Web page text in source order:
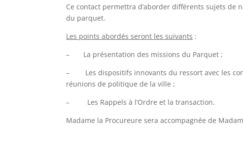
Ce contact permettra d’aborder différents sujets
du parquet.
Les points abordés seront les suivants :
– La présentation des missions du Parquet ;
– Les dispositifs innovants du ressort avec les
réunions de politique de la ville ;
– Les Rappels à l’Ordre et la transaction.
Madame la Procureure sera accompagnée de